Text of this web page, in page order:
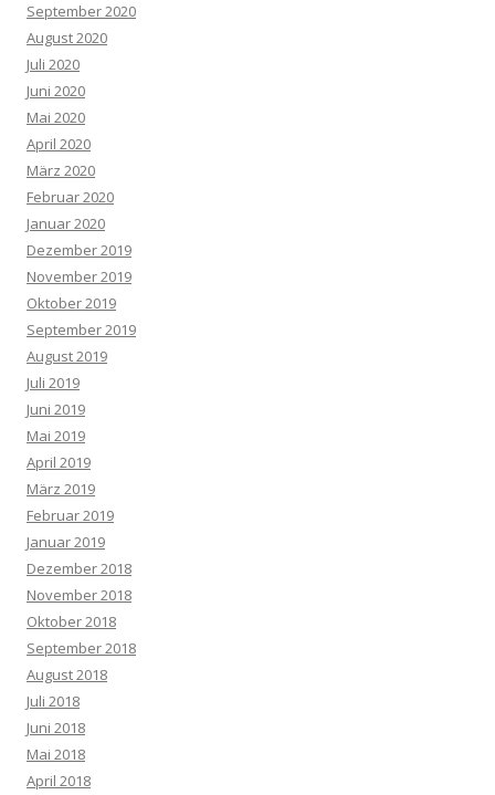
September 2020
August 2020
Juli 2020
Juni 2020
Mai 2020
April 2020
März 2020
Februar 2020
Januar 2020
Dezember 2019
November 2019
Oktober 2019
September 2019
August 2019
Juli 2019
Juni 2019
Mai 2019
April 2019
März 2019
Februar 2019
Januar 2019
Dezember 2018
November 2018
Oktober 2018
September 2018
August 2018
Juli 2018
Juni 2018
Mai 2018
April 2018